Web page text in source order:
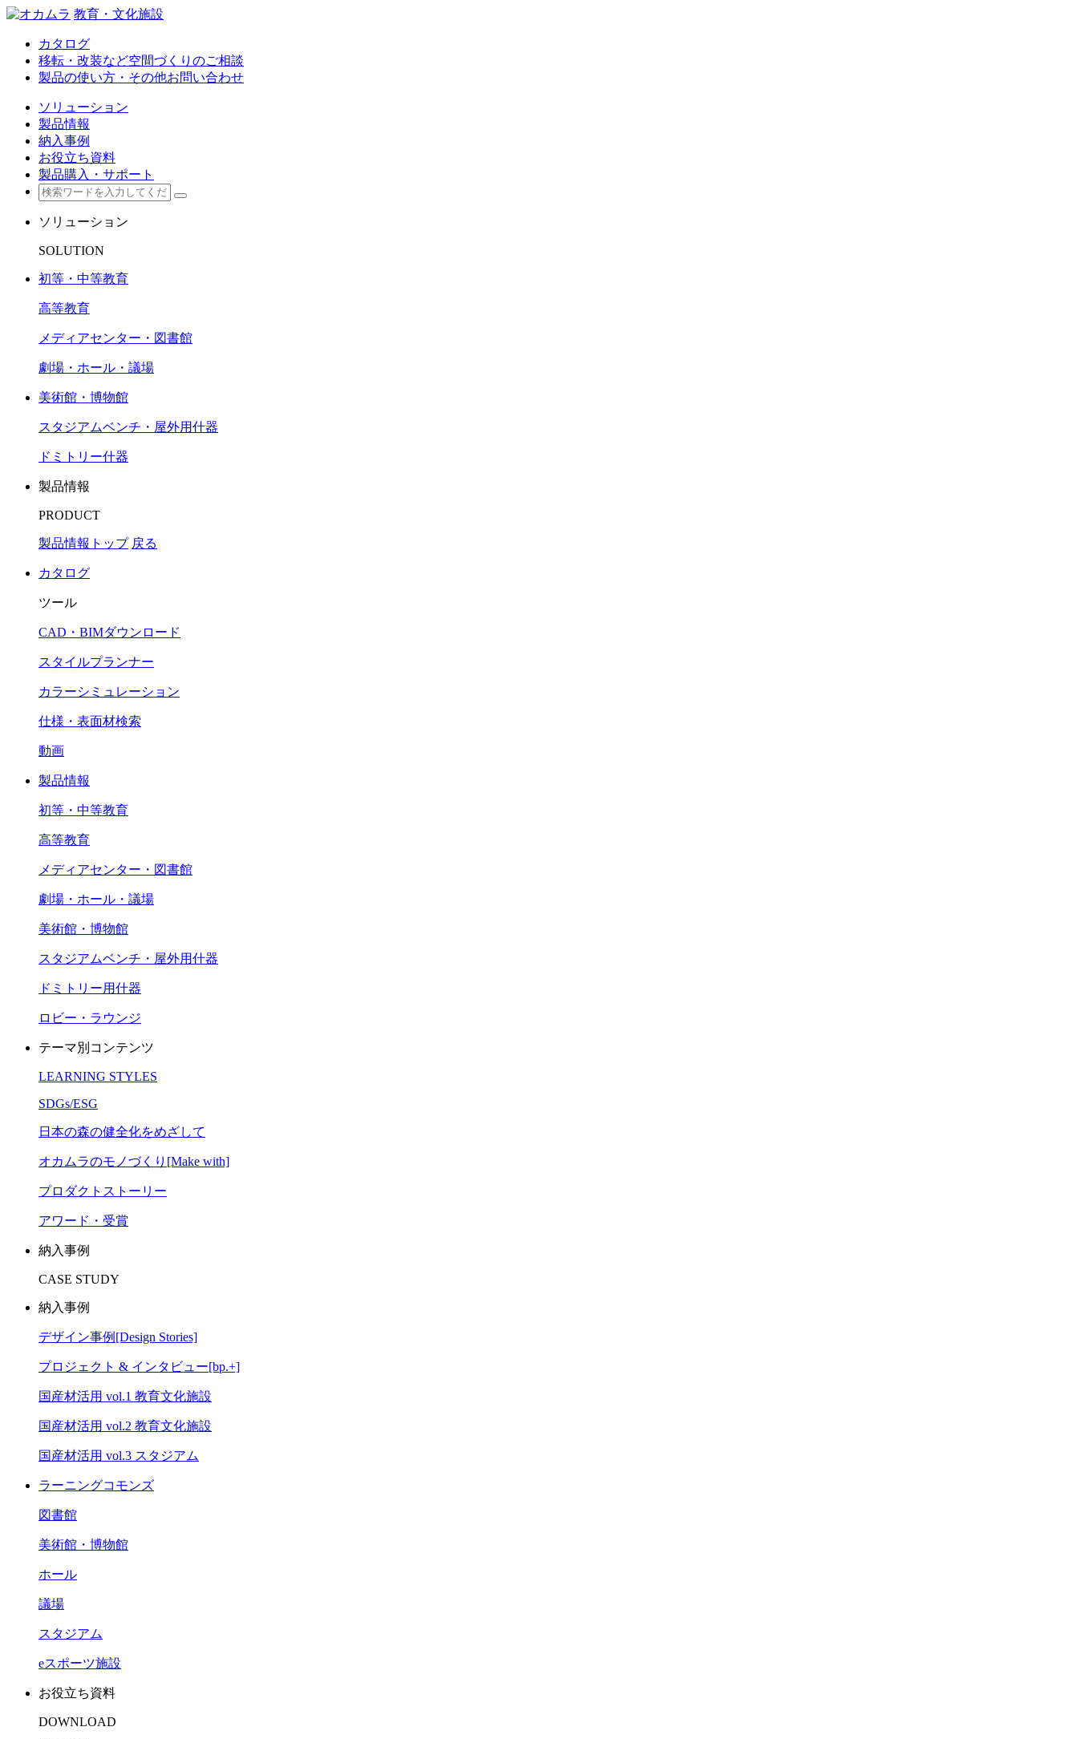
教育・文化施設
カタログ
移転・改装など空間づくりのご相談
製品の使い方・その他お問い合わせ
ソリューション
製品情報
納入事例
お役立ち資料
製品購入・サポート
ソリューション
SOLUTION
初等・中等教育
高等教育
メディアセンター・図書館
劇場・ホール・議場
美術館・博物館
スタジアムベンチ・屋外用什器
ドミトリー什器
製品情報
PRODUCT
製品情報トップ 戻る
カタログ
ツール
CAD・BIMダウンロード
スタイルプランナー
カラーシミュレーション
仕様・表面材検索
動画
製品情報
初等・中等教育
高等教育
メディアセンター・図書館
劇場・ホール・議場
美術館・博物館
スタジアムベンチ・屋外用什器
ドミトリー用什器
ロビー・ラウンジ
テーマ別コンテンツ
LEARNING STYLES
SDGs/ESG
日本の森の健全化をめざして
オカムラのモノづくり[Make with]
プロダクトストーリー
アワード・受賞
納入事例
CASE STUDY
納入事例
デザイン事例[Design Stories]
プロジェクト & インタビュー[bp.+]
国産材活用 vol.1 教育文化施設
国産材活用 vol.2 教育文化施設
国産材活用 vol.3 スタジアム
ラーニングコモンズ
図書館
美術館・博物館
ホール
議場
スタジアム
eスポーツ施設
お役立ち資料
DOWNLOAD